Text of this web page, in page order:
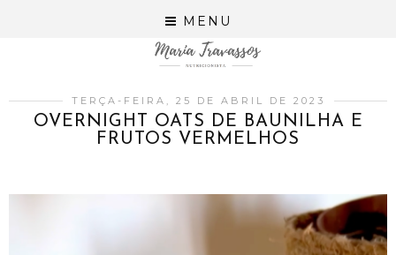
MENU
TERÇA-FEIRA, 25 DE ABRIL DE 2023
OVERNIGHT OATS DE BAUNILHA E
FRUTOS VERMELHOS